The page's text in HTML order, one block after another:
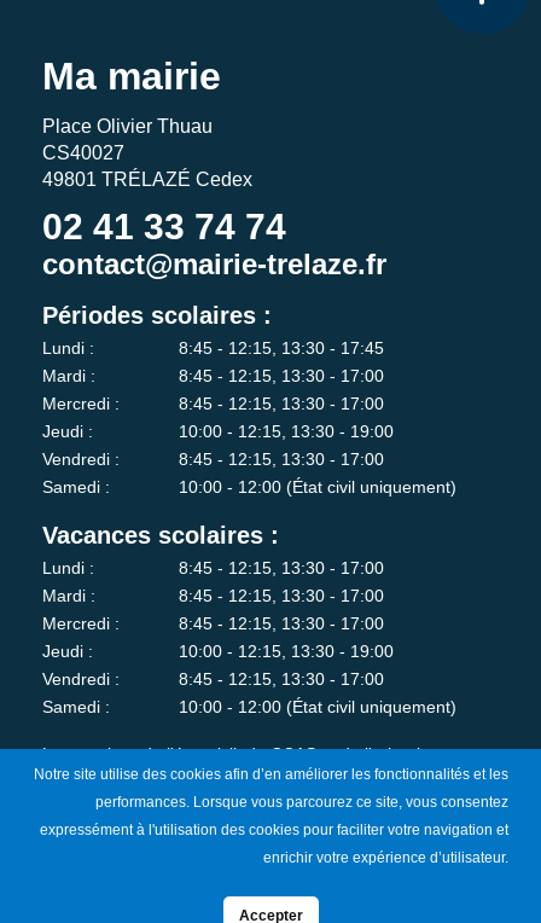
Ma mairie
Place Olivier Thuau
CS40027
49801 TRÉLAZÉ Cedex
02 41 33 74 74
contact@mairie-trelaze.fr
Périodes scolaires :
Lundi :
8:45 - 12:15, 13:30 - 17:45
Mardi :
8:45 - 12:15, 13:30 - 17:00
Mercredi :
8:45 - 12:15, 13:30 - 17:00
Jeudi :
10:00 - 12:15, 13:30 - 19:00
Vendredi :
8:45 - 12:15, 13:30 - 17:00
Samedi :
10:00 - 12:00 (État civil uniquement)
Vacances scolaires :
Lundi :
8:45 - 12:15, 13:30 - 17:00
Mardi :
8:45 - 12:15, 13:30 - 17:00
Mercredi :
8:45 - 12:15, 13:30 - 17:00
Jeudi :
10:00 - 12:15, 13:30 - 19:00
Vendredi :
8:45 - 12:15, 13:30 - 17:00
Samedi :
10:00 - 12:00 (État civil uniquement)
Les services de l'état-civil, du CCAS et de l'urbanisme sont
fermés au public le lundi matin.
Je m'abonne à la newsletter
Notre site utilise des cookies afin d’en améliorer les fonctionnalités et les
performances. Lorsque vous parcourez ce site, vous consentez
expressément à l'utilisation des cookies pour faciliter votre navigation et
enrichir votre expérience d’utilisateur.
Accepter